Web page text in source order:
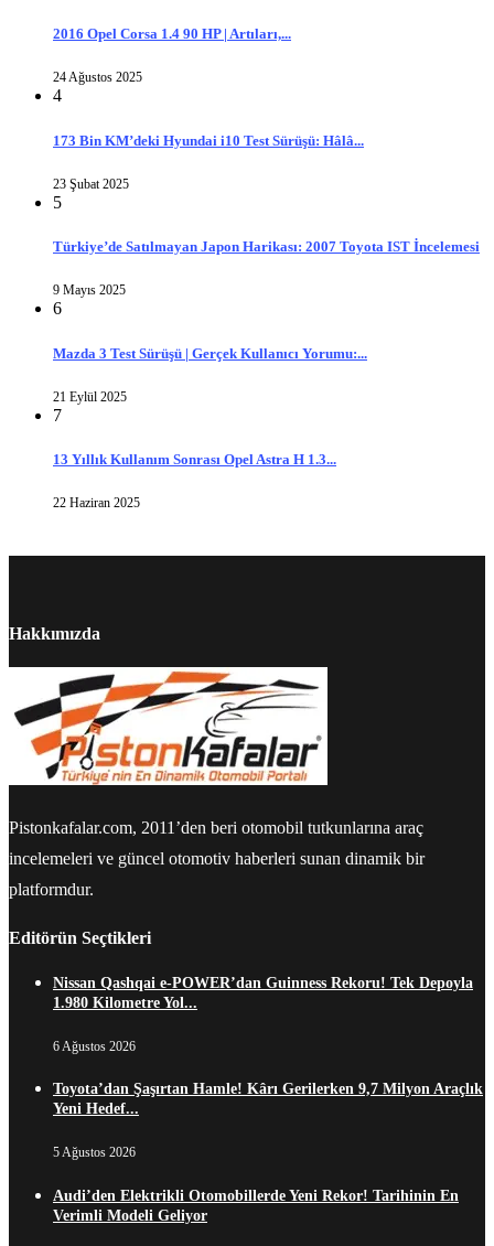
2016 Opel Corsa 1.4 90 HP | Artıları,...
24 Ağustos 2025
4
173 Bin KM’deki Hyundai i10 Test Sürüşü: Hâlâ...
23 Şubat 2025
5
Türkiye’de Satılmayan Japon Harikası: 2007 Toyota IST İncelemesi
9 Mayıs 2025
6
Mazda 3 Test Sürüşü | Gerçek Kullanıcı Yorumu:...
21 Eylül 2025
7
13 Yıllık Kullanım Sonrası Opel Astra H 1.3...
22 Haziran 2025
Hakkımızda
Pistonkafalar.com, 2011’den beri otomobil tutkunlarına araç
incelemeleri ve güncel otomotiv haberleri sunan dinamik bir
platformdur.
Editörün Seçtikleri
Nissan Qashqai e-POWER’dan Guinness Rekoru! Tek Depoyla
1.980 Kilometre Yol...
6 Ağustos 2026
Toyota’dan Şaşırtan Hamle! Kârı Gerilerken 9,7 Milyon Araçlık
Yeni Hedef...
5 Ağustos 2026
Audi’den Elektrikli Otomobillerde Yeni Rekor! Tarihinin En
Verimli Modeli Geliyor